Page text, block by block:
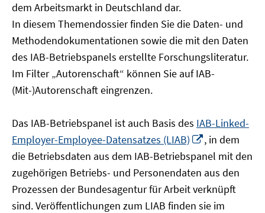
dem Arbeitsmarkt in Deutschland dar.
In diesem Themendossier finden Sie die Daten- und
Methodendokumentationen sowie die mit den Daten
des IAB-Betriebspanels erstellte Forschungsliteratur.
Im Filter „Autorenschaft“ können Sie auf IAB-
(Mit-)Autorenschaft eingrenzen.
Das IAB-Betriebspanel ist auch Basis des IAB-Linked-
Employer-Employee-Datensatzes (LIAB)
In
neuem
Fenster
öffnen
, in dem
die Betriebsdaten aus dem IAB-Betriebspanel mit den
zugehörigen Betriebs- und Personendaten aus den
Prozessen der Bundesagentur für Arbeit verknüpft
sind. Veröffentlichungen zum LIAB finden sie im